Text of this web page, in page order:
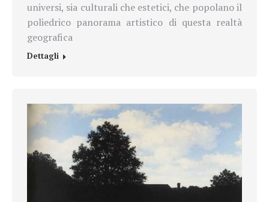
universi, sia culturali che estetici, che popolano il
poliedrico panorama artistico di questa realtà
geografica
Dettagli